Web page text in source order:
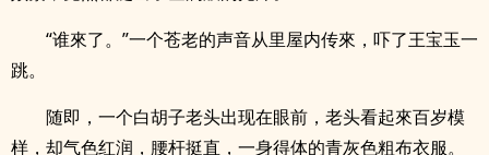
“谁來了。”一个苍老的声音从里屋内传來，吓了王宝玉一
跳。
随即，一个白胡子老头出现在眼前，老头看起來百岁模
样，却气色红润，腰杆挺直，一身得体的青灰色粗布衣服。